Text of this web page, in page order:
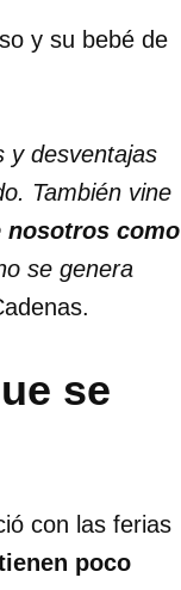
y su bebé de
y desventajas
También vine
nosotros como
se genera
se
con las ferias
poco